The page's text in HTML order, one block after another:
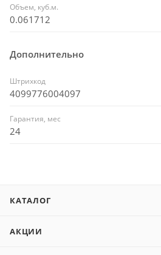
Объем, куб.м.
0.061712
Дополнительно
Штрихкод
4099776004097
Гарантия, мес
24
КАТАЛОГ
АКЦИИ